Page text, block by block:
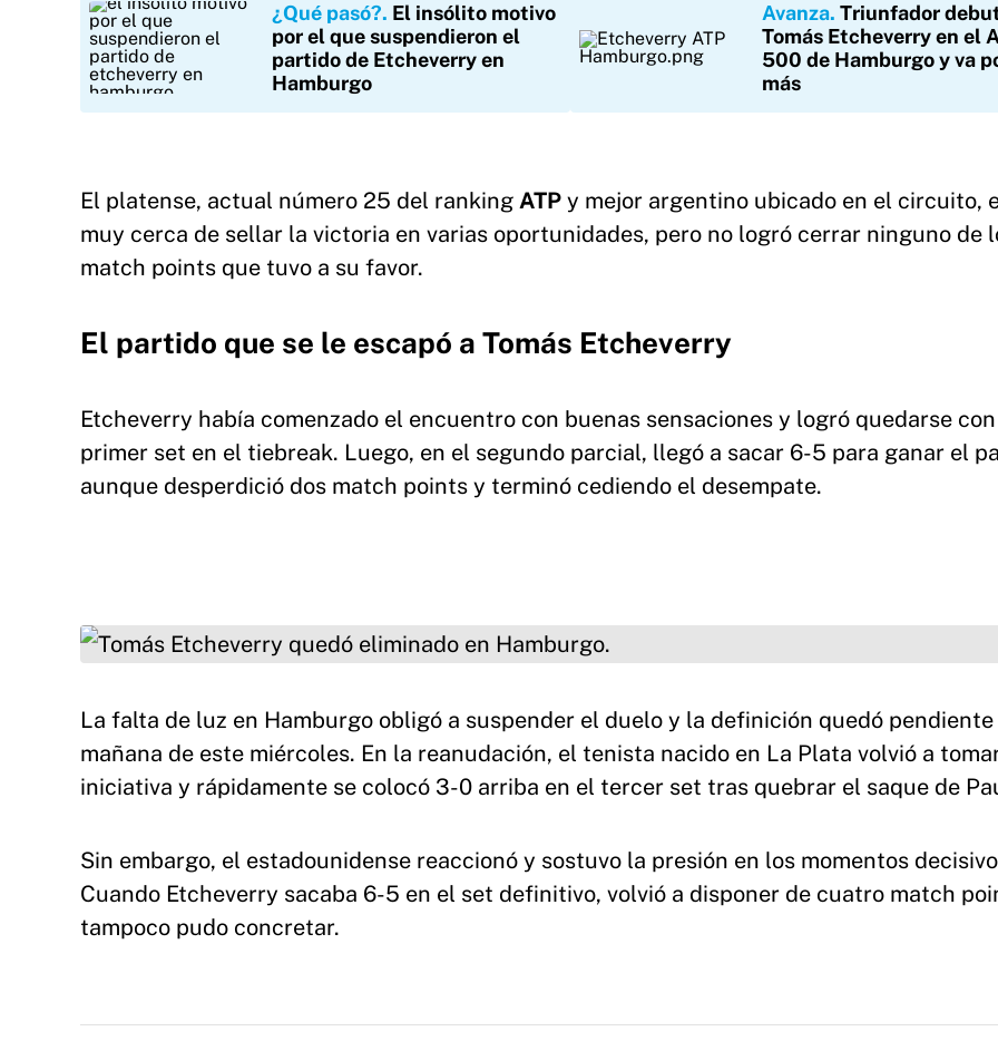
¿Qué pasó? El insólito motivo
por el que suspendieron el
partido de Etcheverry en
Hamburgo
Avanza Triunfador
Tomás Etcheverry en el
500 de Hamburgo y va
más
El platense, actual número 25 del ranking ATP y mejor argentino ubicado en el circuito,
muy cerca de sellar la victoria en varias oportunidades, pero no logró cerrar ninguno de
match points que tuvo a su favor.
El partido que se le escapó a Tomás Etcheverry
Etcheverry había comenzado el encuentro con buenas sensaciones y logró quedarse
primer set en el tiebreak. Luego, en el segundo parcial, llegó a sacar 6-5 para ganar el
aunque desperdició dos match points y terminó cediendo el desempate.
La falta de luz en Hamburgo obligó a suspender el duelo y la definición quedó pendiente
mañana de este miércoles. En la reanudación, el tenista nacido en La Plata volvió a
iniciativa y rápidamente se colocó 3-0 arriba en el tercer set tras quebrar el saque de
Sin embargo, el estadounidense reaccionó y sostuvo la presión en los momentos
Cuando Etcheverry sacaba 6-5 en el set definitivo, volvió a disponer de cuatro match
tampoco pudo concretar.